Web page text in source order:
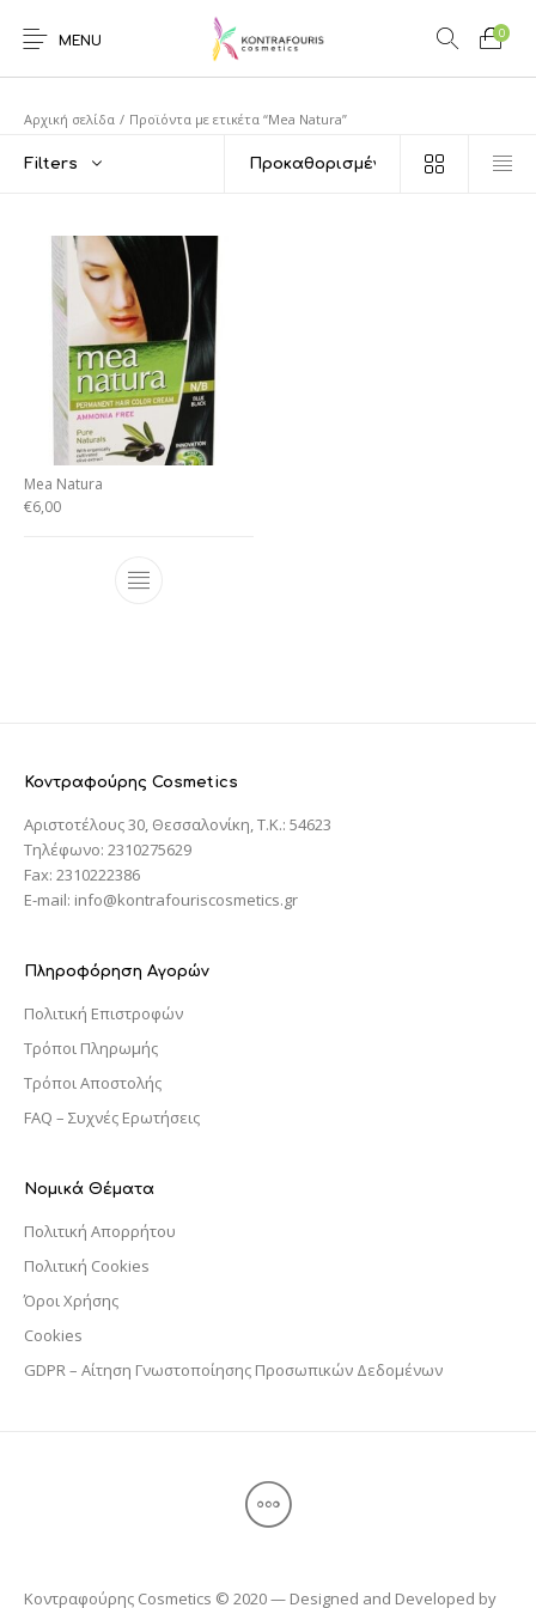
MENU
0
Αρχική σελίδα / Προϊόντα με ετικέτα “Mea Natura”
Filters
Mea Natura
€6,00
Κοντραφούρης Cosmetics
Αριστοτέλους 30, Θεσσαλονίκη, T.K.: 54623
Τηλέφωνο: 2310275629
Fax: 2310222386
E-mail: info@kontrafouriscosmetics.gr
Πληροφόρηση Αγορών
Πολιτική Επιστροφών
Τρόποι Πληρωμής
Τρόποι Αποστολής
FAQ – Συχνές Ερωτήσεις
Νομικά Θέματα
Πολιτική Απορρήτου
Πολιτική Cookies
Όροι Χρήσης
Cookies
GDPR – Αίτηση Γνωστοποίησης Προσωπικών Δεδομένων
Κοντραφούρης Cosmetics © 2020 — Designed and Developed by